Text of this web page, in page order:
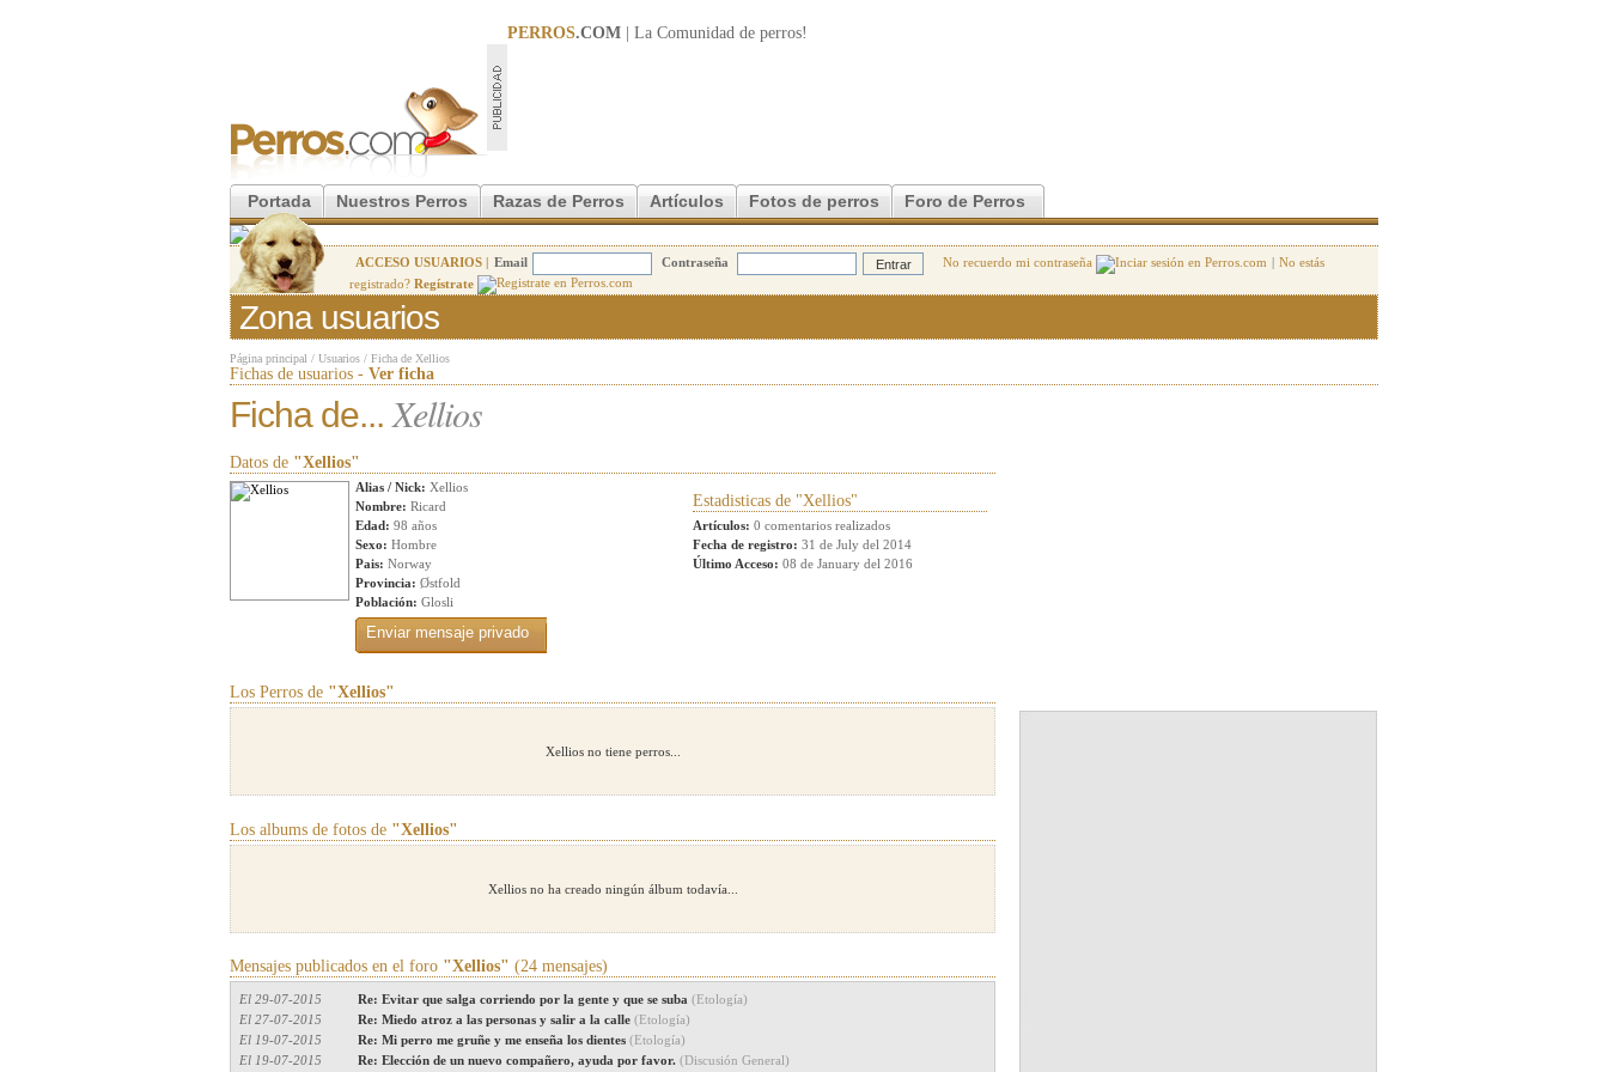
PERROS.COM | La Comunidad de perros!
Portada Nuestros Perros Razas de Perros Artículos Fotos de perros Foro de Perros
ACCESO USUARIOS | Email Contraseña No recuerdo mi contraseña | No estás
registrado? Regístrate
Zona usuarios
Página principal / Usuarios / Ficha de Xellios
Fichas de usuarios - Ver ficha
Ficha de... Xellios
Datos de "Xellios"
Alias / Nick: Xellios
Nombre: Ricard
Edad: 98 años
Sexo: Hombre
Pais: Norway
Provincia: Østfold
Población: Glosli
Estadisticas de "Xellios"
Artículos: 0 comentarios realizados
Fecha de registro: 31 de July del 2014
Último Acceso: 08 de January del 2016
Los Perros de "Xellios"
Xellios no tiene perros...
Los albums de fotos de "Xellios"
Xellios no ha creado ningún álbum todavía...
Mensajes publicados en el foro "Xellios" (24 mensajes)
El 29-07-2015 Re: Evitar que salga corriendo por la gente y que se suba (Etología)
El 27-07-2015
Re: Miedo atroz a las personas y salir a la calle (Etología)
El 19-07-2015
Re: Mi perro me gruñe y me enseña los dientes (Etología)
El 19-07-2015
Re: Elección de un nuevo compañero, ayuda por favor. (Discusión General)